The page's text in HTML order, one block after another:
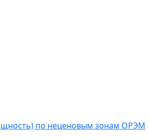
по неценовым зонам ОРЭМ